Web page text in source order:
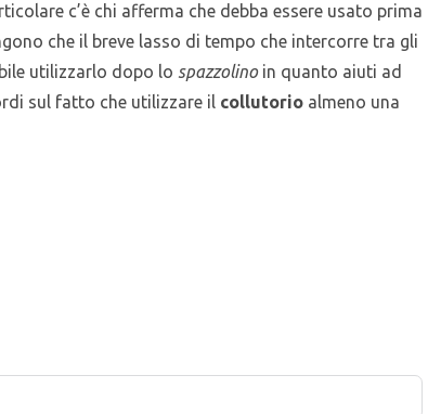
c’è chi afferma che debba essere usato prima
che il breve lasso di tempo che intercorre tra gli
utilizzarlo dopo lo spazzolinoin quanto aiuti ad
sul fatto che utilizzare il collutorio almeno una